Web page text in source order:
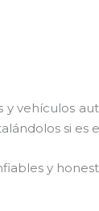
vehículos
si es
y